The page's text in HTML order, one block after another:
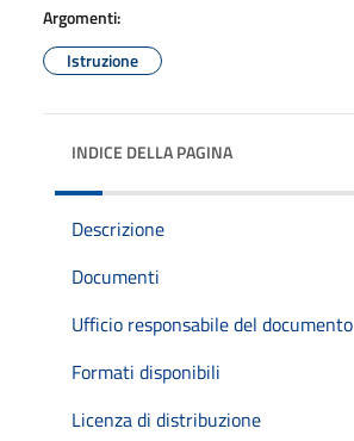
Argomenti:
Istruzione
INDICE DELLA PAGINA
Descrizione
Documenti
Ufficio responsabile del documento
Formati disponibili
Licenza di distribuzione